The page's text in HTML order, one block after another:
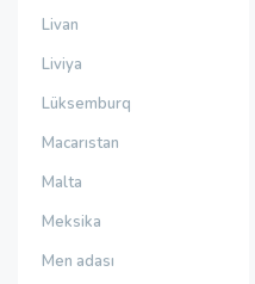
Livan
Liviya
Lüksemburq
Macarıstan
Malta
Meksika
Men adası